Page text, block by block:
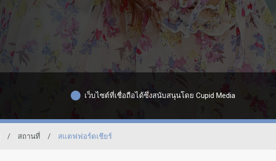
เว็บไซต์ที่เชื่อถือได้ซึ่งสนับสนุนโดย Cupid Media
/ สถานที่ / สแตฟฟอร์ดเชียร์